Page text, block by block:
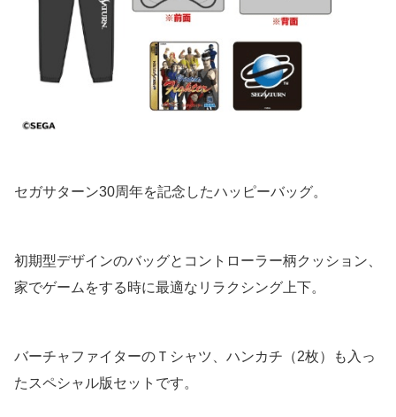
セガサターン30周年を記念したハッピーバッグ。
初期型デザインのバッグとコントローラー柄クッション、
家でゲームをする時に最適なリラクシング上下。
バーチャファイターのＴシャツ、ハンカチ（2枚）も入っ
たスペシャル版セットです。